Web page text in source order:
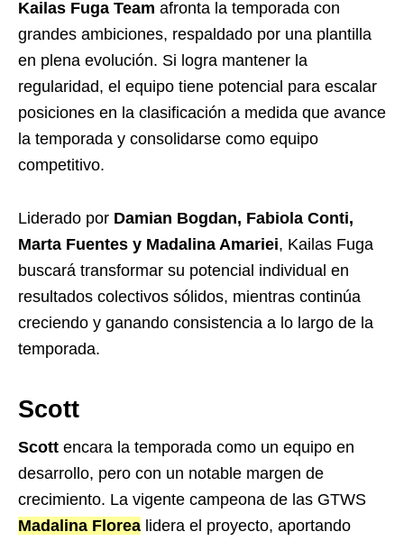
Kailas Fuga Team afronta la temporada con
grandes ambiciones, respaldado por una plantilla
en plena evolución. Si logra mantener la
regularidad, el equipo tiene potencial para escalar
posiciones en la clasificación a medida que avance
la temporada y consolidarse como equipo
competitivo.
Liderado por Damian Bogdan, Fabiola Conti,
Marta Fuentes y Madalina Amariei, Kailas Fuga
buscará transformar su potencial individual en
resultados colectivos sólidos, mientras continúa
creciendo y ganando consistencia a lo largo de la
temporada.
Scott
Scott encara la temporada como un equipo en
desarrollo, pero con un notable margen de
crecimiento. La vigente campeona de las GTWS
Madalina Florea lidera el proyecto, aportando